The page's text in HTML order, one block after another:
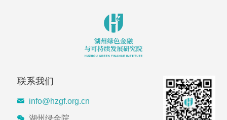
联系我们
info@hzgf.org.cn
湖州绿金院